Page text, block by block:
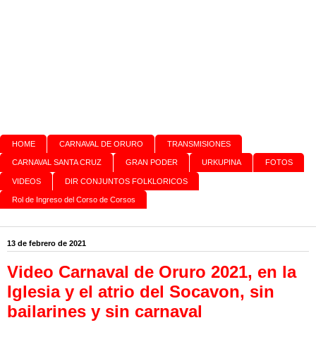
HOME CARNAVAL DE ORURO TRANSMISIONES
CARNAVAL SANTA CRUZ GRAN PODER URKUPINA FOTOS
VIDEOS DIR CONJUNTOS FOLKLORICOS
Rol de Ingreso del Corso de Corsos
13 de febrero de 2021
Video Carnaval de Oruro 2021, en la
Iglesia y el atrio del Socavon, sin
bailarines y sin carnaval